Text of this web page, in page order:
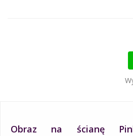
Obraz na ścianę